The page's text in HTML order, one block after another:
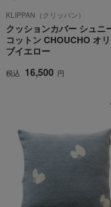
KLIPPAN（クリッパン）
クッションカバー シュニ
コットン CHOUCHO オ
ブイエロー
税込 16,500 円